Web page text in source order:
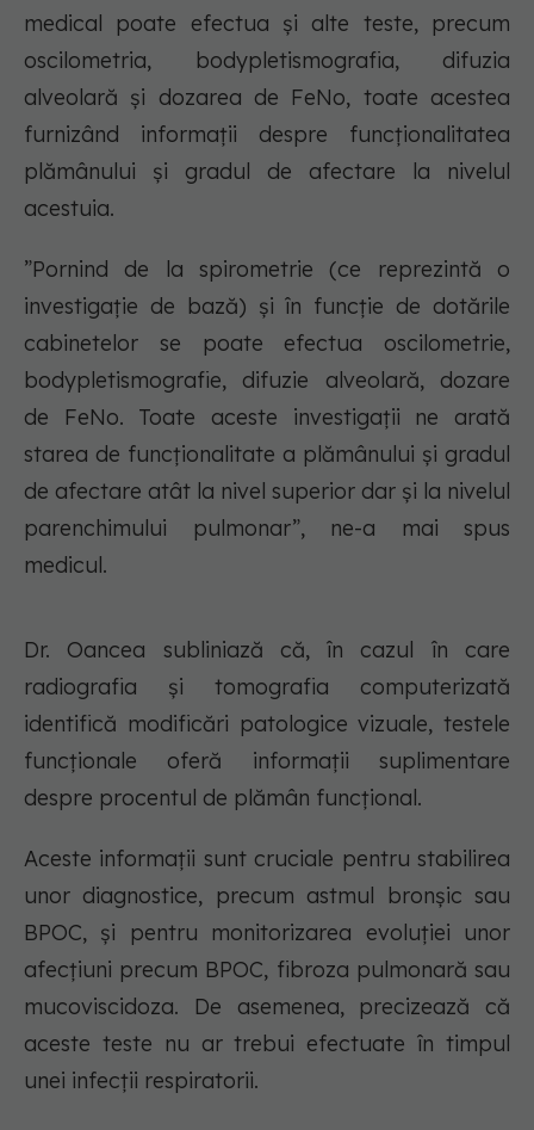
medical poate efectua și alte teste, precum
oscilometria, bodypletismografia, difuzia
alveolară și dozarea de FeNo, toate acestea
furnizând informații despre funcționalitatea
plămânului și gradul de afectare la nivelul
acestuia.
”Pornind de la spirometrie (ce reprezintă o
investigație de bază) și în funcție de dotările
cabinetelor se poate efectua oscilometrie,
bodypletismografie, difuzie alveolară, dozare
de FeNo. Toate aceste investigații ne arată
starea de funcționalitate a plămânului și gradul
de afectare atât la nivel superior dar și la nivelul
parenchimului pulmonar”, ne-a mai spus
medicul.
Dr. Oancea subliniază că, în cazul în care
radiografia și tomografia computerizată
identifică modificări patologice vizuale, testele
funcționale oferă informații suplimentare
despre procentul de plămân funcțional.
Aceste informații sunt cruciale pentru stabilirea
unor diagnostice, precum astmul bronșic sau
BPOC, și pentru monitorizarea evoluției unor
afecțiuni precum BPOC, fibroza pulmonară sau
mucoviscidoza. De asemenea, precizează că
aceste teste nu ar trebui efectuate în timpul
unei infecții respiratorii.